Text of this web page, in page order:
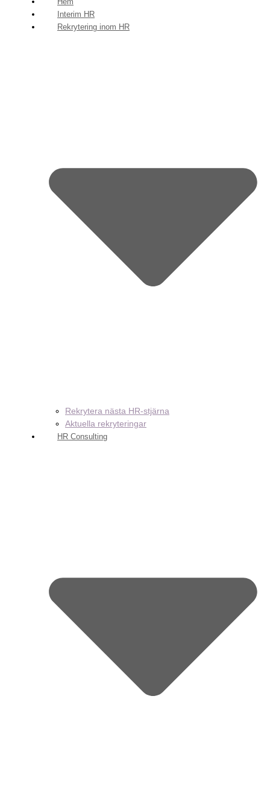
Interim HR
Rekrytering inom HR
Rekrytera nästa HR-stjärna
Aktuella rekryteringar
HR Consulting